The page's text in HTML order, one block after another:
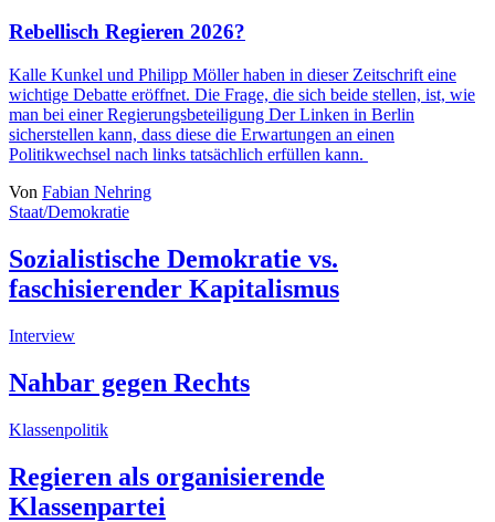
Rebellisch Regieren 2026?
Kalle Kunkel und Philipp Möllerhaben in dieser Zeitschrift eine
wichtige Debatte eröffnet. Die Frage, die sich beide stellen, ist, wie
man bei einer Regierungsbeteiligung Der Linken in Berlin
sicherstellen kann, dass diese die Erwartungen an einen
Politikwechsel nach links tatsächlich erfüllen kann.
Von Fabian Nehring
Staat/Demokratie
Sozialistische Demokratie vs.
faschisierender Kapitalismus
Interview
Nahbar gegen Rechts
Klassenpolitik
Regieren als organisierende
Klassenpartei